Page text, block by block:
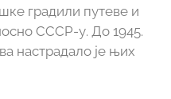
градили путеве и
СССР-у. До 1945.
настрадало је њих